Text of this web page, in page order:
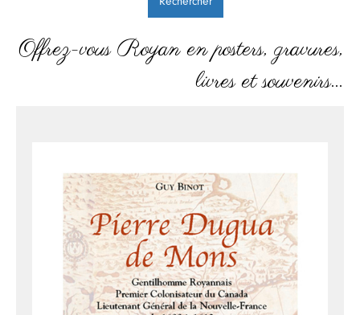
Offrez-vous Royan en posters, gravures,
livres et souvenirs…